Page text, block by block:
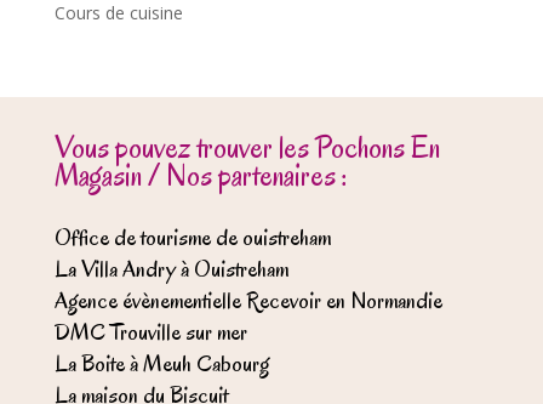
Cours de cuisine
Vous pouvez trouver les Pochons En
Magasin / Nos partenaires :
Office de tourisme de ouistreham
La Villa Andry à Ouistreham
Agence évènementielle Recevoir en Normandie
DMC Trouville sur mer
La Boite à Meuh Cabourg
La maison du Biscuit